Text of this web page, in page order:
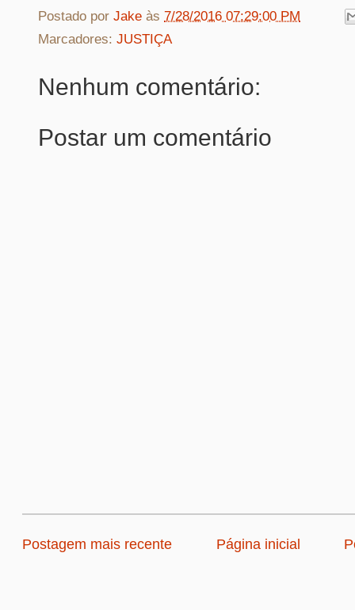
Postado por Jake às 7/28/2016 07:29:00 PM
Marcadores: JUSTIÇA
Nenhum comentário:
Postar um comentário
Postagem mais recente Página inicial